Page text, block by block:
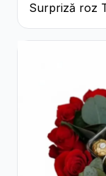
Surpriză roz